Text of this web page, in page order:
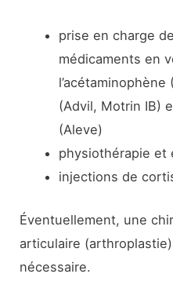
prise en charge
médicaments en
(Advil, Motrin IB)
(Aleve)
physiothérapie et
injections de
Éventuellement, une
articulaire
nécessaire.